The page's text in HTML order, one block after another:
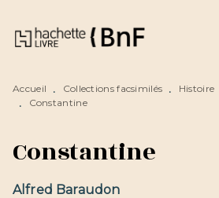
MENU RECHERCHE
Accueil • Collections facsimilés • Histoire
•
Constantine
Constantine
Alfred Baraudon